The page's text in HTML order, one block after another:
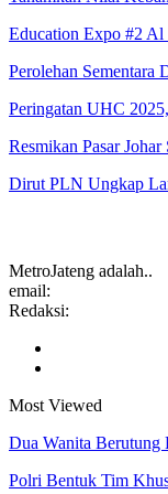
Education Expo #2
Perolehan
Peringatan UHC
Resmikan Pasar
Dirut PLN Ungkap
MetroJateng adalah..
email:
Redaksi:
Most Viewed
Dua Wanita
Polri Bentuk Tim